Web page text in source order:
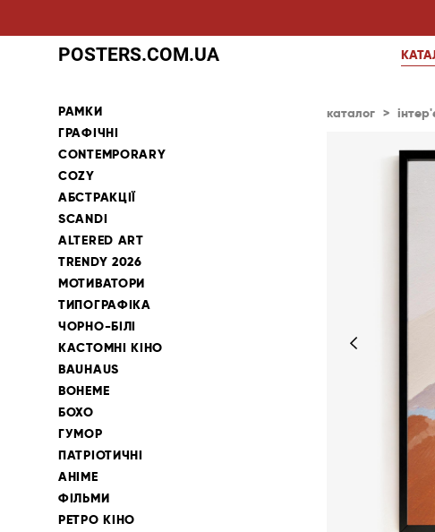
POSTERS.COM.UA
РАМКИ
ГРАФІЧНІ
CONTEMPORARY
COZY
АБСТРАКЦІЇ
SCANDI
ALTERED ART
TRENDY 2026
МОТИВАТОРИ
ТИПОГРАФІКА
ЧОРНО-БІЛІ
КАСТОМНІ КІНО
BAUHAUS
BOHEME
БОХО
ГУМОР
ПАТРІОТИЧНІ
АНІМЕ
ФІЛЬМИ
РЕТРО КІНО
каталог >